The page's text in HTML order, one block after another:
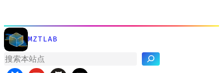
MZTLAB
搜
索